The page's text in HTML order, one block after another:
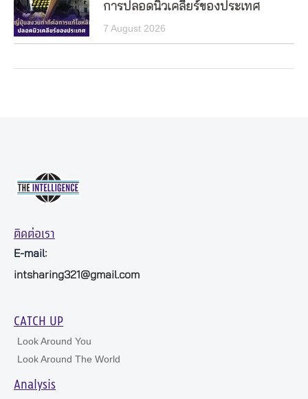
การปลอดนิวเคลียร์ของประเทศ
7 August 2026
ติดต่อเรา
E-mail:
intsharing321@gmail.com
CATCH UP
Look Around You
Look Around The World
Analysis